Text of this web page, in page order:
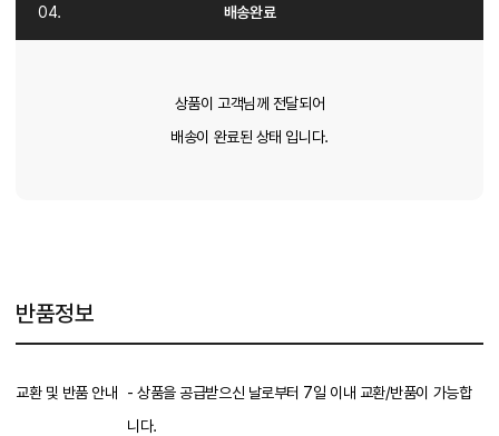
배송완료
상품이 고객님께 전달되어
배송이 완료된 상태 입니다.
반품정보
교환 및 반품 안내
- 상품을 공급받으신 날로부터 7일 이내 교환/반품이 가능합
니다.